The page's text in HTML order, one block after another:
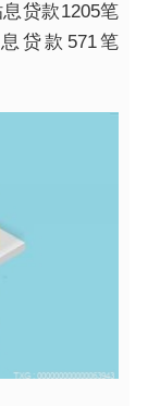
贷款1205笔
贷款571笔